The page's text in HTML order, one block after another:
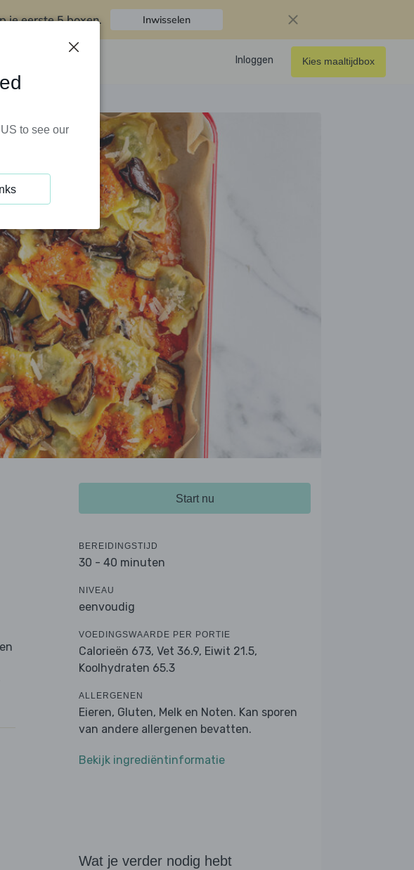
je eerste 5 boxen. Inwisselen
Inloggen Kies maaltijdbox
Start nu
BEREIDINGSTIJD
30 - 40 minuten
NIVEAU
eenvoudig
VOEDINGSWAARDE PER PORTIE
Calorieën 673, Vet 36.9, Eiwit 21.5,
Koolhydraten 65.3
ALLERGENEN
Eieren, Gluten, Melk en Noten. Kan sporen
van andere allergenen bevatten.
Bekijk ingrediëntinformatie
Wat je verder nodig hebt
to see our